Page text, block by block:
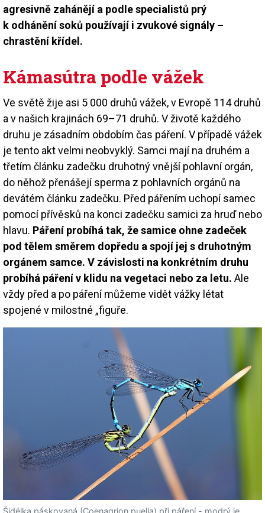
agresivně zahánějí a podle specialistů prý
k odhánění soků používají i zvukové signály –
chrastění křídel.
Kámasútra podle vážek
Ve světě žije asi 5 000 druhů vážek, v Evropě 114 druhů
a v našich krajinách 69–71 druhů. V životě každého
druhu je zásadním obdobím čas páření. V případě vážek
je tento akt velmi neobvyklý. Samci mají na druhém a
třetím článku zadečku druhotný vnější pohlavní orgán,
do něhož přenášejí sperma z pohlavních orgánů na
devátém článku zadečku. Před pářením uchopí samec
pomocí přívěsků na konci zadečku samici za hruď nebo
hlavu. Páření probíhá tak, že samice ohne zadeček
pod tělem směrem dopředu a spojí jej s druhotným
orgánem samce. V závislosti na konkrétním druhu
probíhá páření v klidu na vegetaci nebo za letu. Ale
vždy před a po páření můžeme vidět vážky létat
spojené v milostné „figuře.
Šidélka páskovaná (Coenagrion puella) při páření - modrý je